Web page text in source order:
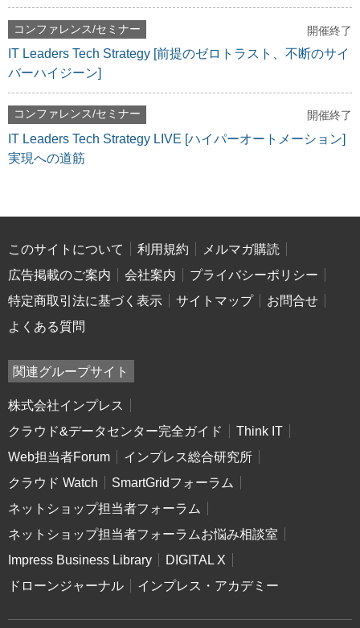
コンファレンス/セミナー 開催終了
IT Leaders Tech Strategy [前提のゼロトラスト、不断のサイ
バーハイジーン]
コンファレンス/セミナー 開催終了
IT Leaders Tech Strategy LIVE [ハイパーオートメーション]
実現への道筋
このサイトについて 利用規約
メルマガ購読
広告掲載のご案内
会社案内
プライバシーポリシー
特定商取引法に基づく表示
サイトマップ
お問合せ
よくある質問
関連グループサイト
株式会社インプレス
クラウド&データセンター完全ガイド
Think IT
Web担当者Forum
インプレス総合研究所
クラウド Watch
SmartGridフォーラム
ネットショップ担当者フォーラム
ネットショップ担当者フォーラムお悩み相談室
Impress Business Library
DIGITAL X
ドローンジャーナル
インプレス・アカデミー